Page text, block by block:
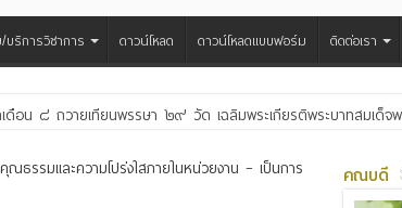
บริการวิชาการ ดาวน์โหลด ดาวน์โหลดแบบฟอร์ม ติดต่อเรา
น ๘ ถวายเทียนพรรษา ๒๙ วัด เฉลิมพระเกียรติพระบาทสมเด็จพ
ณธรรมและความโปร่งใสภายในหน่วยงาน – เป็นการ
คณบดี